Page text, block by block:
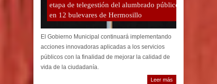
etapa de telegestión del alumbrado público
en 12 bulevares de Hermosillo
El Gobierno Municipal continuará implementando
acciones innovadoras aplicadas a los servicios
públicos con la finalidad de mejorar la calidad de
vida de la ciudadanía.
Leer más